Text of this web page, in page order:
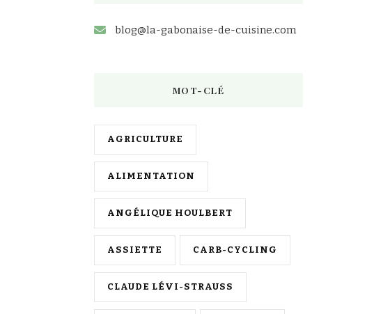
blog@la-gabonaise-de-cuisine.com
MOT-CLÉ
AGRICULTURE
ALIMENTATION
ANGÉLIQUE HOULBERT
ASSIETTE CARB-CYCLING
CLAUDE LÉVI-STRAUSS